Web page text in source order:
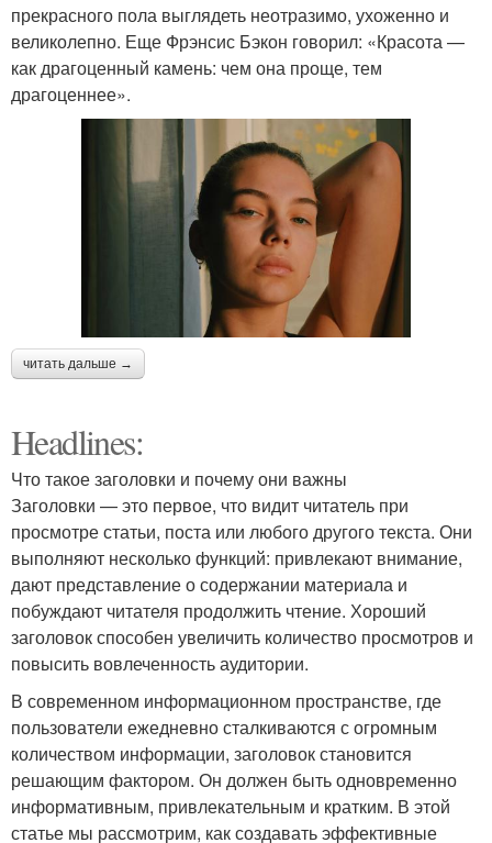
прекрасного пола выглядеть неотразимо, ухоженно и
великолепно. Еще Фрэнсис Бэкон говорил: «Красота —
как драгоценный камень: чем она проще, тем
драгоценнее».
читать дальше →
Headlines:
Что такое заголовки и почему они важны
Заголовки — это первое, что видит читатель при
просмотре статьи, поста или любого другого текста. Они
выполняют несколько функций: привлекают внимание,
дают представление о содержании материала и
побуждают читателя продолжить чтение. Хороший
заголовок способен увеличить количество просмотров и
повысить вовлеченность аудитории.
В современном информационном пространстве, где
пользователи ежедневно сталкиваются с огромным
количеством информации, заголовок становится
решающим фактором. Он должен быть одновременно
информативным, привлекательным и кратким. В этой
статье мы рассмотрим, как создавать эффективные